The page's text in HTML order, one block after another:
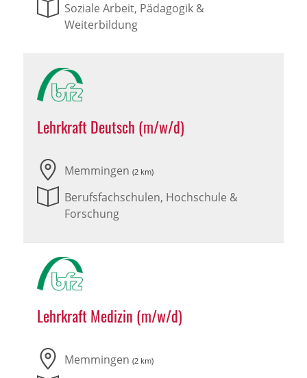
Soziale Arbeit, Pädagogik &
Weiterbildung
Lehrkraft Deutsch (m/w/d)
Memmingen (2 km)
Berufsfachschulen, Hochschule &
Forschung
Lehrkraft Medizin (m/w/d)
Memmingen (2 km)